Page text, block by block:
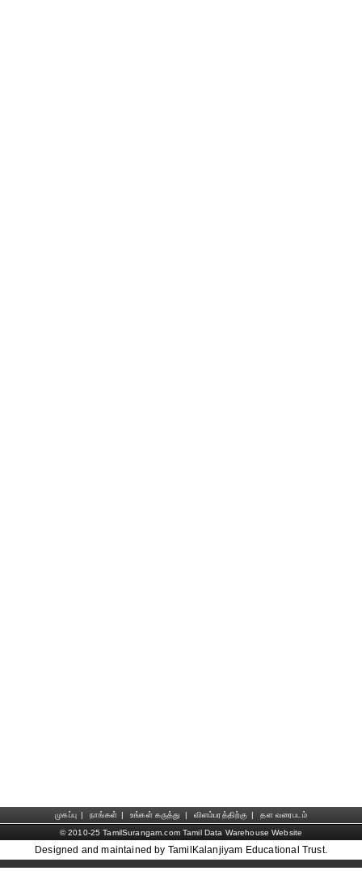
முகப்பு | நாங்கள் | உங்கள் கருத்து | விளம்பரத்திற்கு |
தள வரைபடம்
© 2010-25 TamilSurangam.com Tamil Data Warehouse Website
Designed and maintained by TamilKalanjiyam Educational Trust.